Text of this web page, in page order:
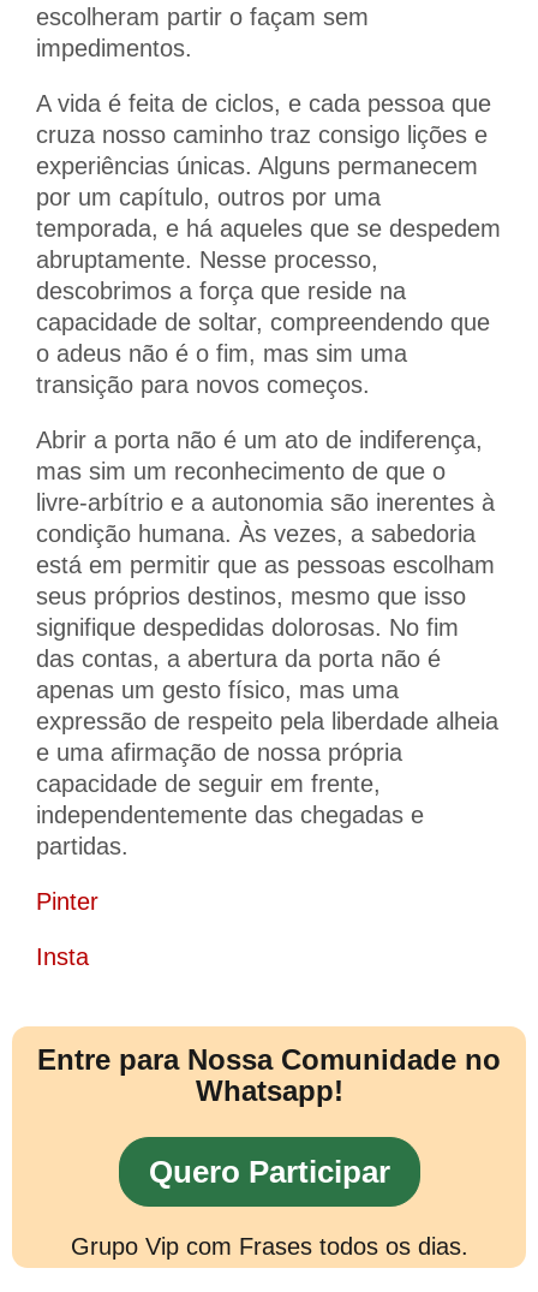
escolheram partir o façam sem
impedimentos.
A vida é feita de ciclos, e cada pessoa que
cruza nosso caminho traz consigo lições e
experiências únicas. Alguns permanecem
por um capítulo, outros por uma
temporada, e há aqueles que se despedem
abruptamente. Nesse processo,
descobrimos a força que reside na
capacidade de soltar, compreendendo que
o adeus não é o fim, mas sim uma
transição para novos começos.
Abrir a porta não é um ato de indiferença,
mas sim um reconhecimento de que o
livre-arbítrio e a autonomia são inerentes à
condição humana. Às vezes, a sabedoria
está em permitir que as pessoas escolham
seus próprios destinos, mesmo que isso
signifique despedidas dolorosas. No fim
das contas, a abertura da porta não é
apenas um gesto físico, mas uma
expressão de respeito pela liberdade alheia
e uma afirmação de nossa própria
capacidade de seguir em frente,
independentemente das chegadas e
partidas.
Pinter
Insta
Entre para Nossa Comunidade no
Whatsapp!
Quero Participar
Grupo Vip com Frases todos os dias.